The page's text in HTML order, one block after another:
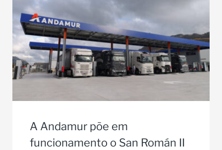
A Andamur põe em
funcionamento o San Román II